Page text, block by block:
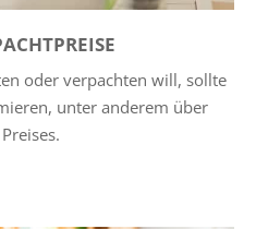
oder verpachten will, sollte
unter anderem über